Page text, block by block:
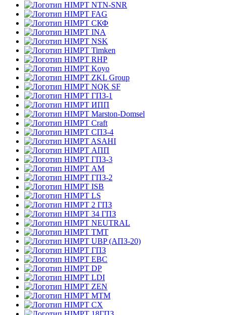
NTN-SNR
FAG
СКФ
INA
NSK
Timken
RHP
Koyo
ZKL Group
NQK SF
ГПЗ-1
ИПП
Marston-Domsel
Craft
СПЗ-4
ASAHI
АПП
ГПЗ-3
АМ
ГПЗ-2
ISB
LS
2 ГПЗ
34 ГПЗ
NEUTRAL
TMT
UBP (АПЗ-20)
ГПЗ
EBC
DP
LDI
ZEN
MTM
CX